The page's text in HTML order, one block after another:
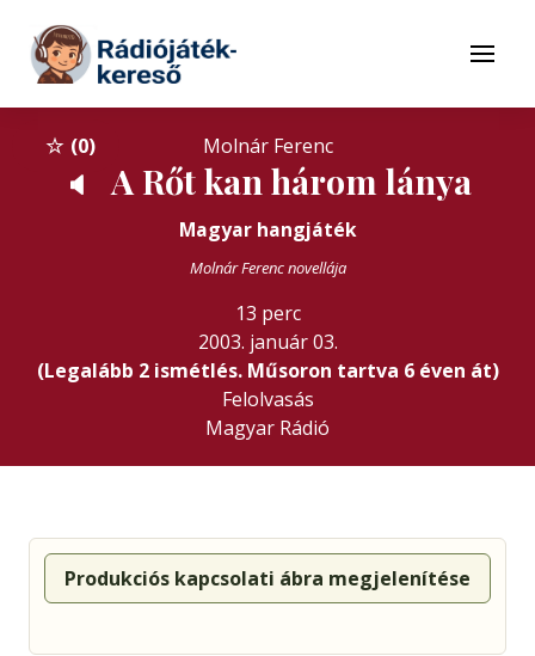
Tovább a tartalomhoz
Menü
0 Molnár Ferenc
🔈 A Rőt kan három lánya
Magyar hangjáték
Molnár Ferenc novellája
13 perc
2003. január 03.
(Legalább 2 ismétlés. Műsoron tartva 6 éven át)
Felolvasás
Magyar Rádió
Produkciós kapcsolati ábra megjelenítése